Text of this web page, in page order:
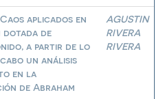
aplicados en
de
a partir de lo
un análisis
en la
de Abraham
AGUSTIN
RIVERA
RIVERA